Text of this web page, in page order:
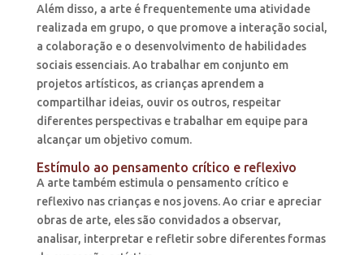
Além disso, a arte é frequentemente uma atividade
realizada em grupo, o que promove a interação social,
a colaboração e o desenvolvimento de habilidades
sociais essenciais. Ao trabalhar em conjunto em
projetos artísticos, as crianças aprendem a
compartilhar ideias, ouvir os outros, respeitar
diferentes perspectivas e trabalhar em equipe para
alcançar um objetivo comum.
Estímulo ao pensamento crítico e reflexivo
A arte também estimula o pensamento crítico e
reflexivo nas crianças e nos jovens. Ao criar e apreciar
obras de arte, eles são convidados a observar,
analisar, interpretar e refletir sobre diferentes formas